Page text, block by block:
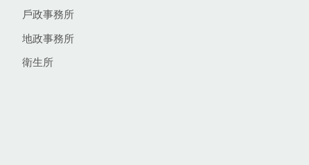
戶政事務所
地政事務所
衛生所